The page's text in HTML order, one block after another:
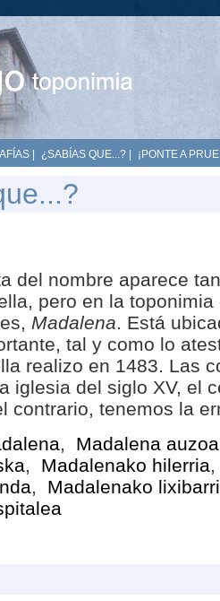
¿SABÍAS QUE...? ¡PONTE A
del nombre aparece
pero en la
Madalena. Está
tal y como lo
realizo en 1483. Las
iglesia del siglo XV, el
contrario, tenemos la
, Madalena auzoa
, Madalenako hilerria
, Madalenako